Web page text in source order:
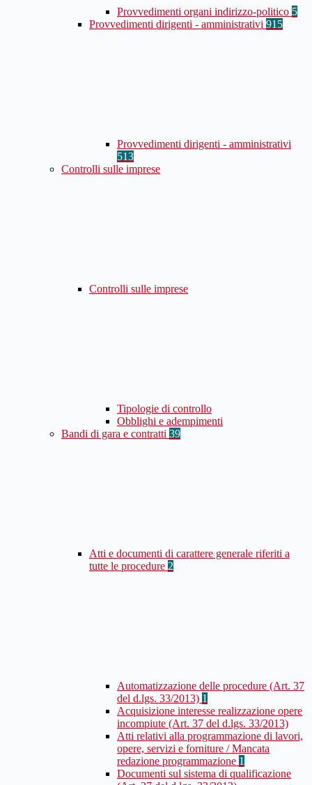
Provvedimenti organi indirizzo-politico 5
Provvedimenti dirigenti - amministrativi 915
Provvedimenti dirigenti - amministrativi
513
Controlli sulle imprese
Controlli sulle imprese
Tipologie di controllo
Obblighi e adempimenti
Bandi di gara e contratti 39
Atti e documenti di carattere generale riferiti a
tutte le procedure 2
Automatizzazione delle procedure (Art. 37
del d.lgs. 33/2013) 1
Acquisizione interesse realizzazione opere
incompiute (Art. 37 del d.lgs. 33/2013)
Atti relativi alla programmazione di lavori,
opere, servizi e forniture / Mancata
redazione programmazione 1
Documenti sul sistema di qualificazione